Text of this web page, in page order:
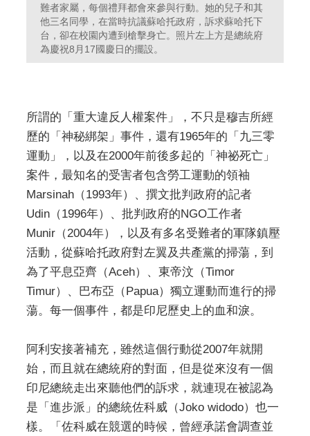
難者家屬，每個禮拜都會來參與行動。她的兒子和其
他三名同學，在當時抗議蘇哈托政府，訴求蘇哈托下
台，卻在校園內遭到槍擊身亡。照片左上方是總統府
為慶祝8月17國慶日的擺設。
所謂的「重大違反人權案件」，不只是穆吉所經
歷的「神秘綁架」事件，還有1965年的「九三零
運動」，以及在2000年前後多起的「神祕死亡」
案件，最知名的受害者包含勞工運動的領袖
Marsinah（1993年）、撰文批判政府的記者
Udin（1996年）、批判政府的NGO工作者
Munir（2004年），以及有多名受難者的軍隊鎮壓
活動，從蘇哈托政府對左翼及共產黨的掃蕩，到
為了平息亞齊（Aceh）、東帝汶（Timor
Timur）、巴布亞（Papua）獨立運動而進行的掃
蕩。每一個事件，都是印尼歷史上的血和淚。
阿利安接著補充，雖然這個行動從2007年就開
始，而且就在總統府的對面，但是從來沒有一個
印尼總統走出來聽他們的訴求，就連現在被認為
是「進步派」的總統佐科威（Joko widodo）也一
樣。「佐科威在競選的時候，曾經承諾會調查並